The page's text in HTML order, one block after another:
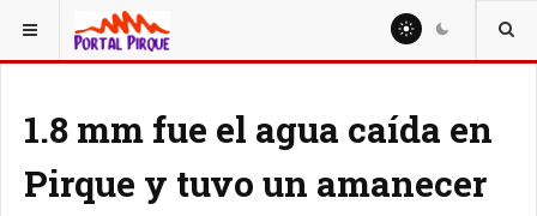
ESTÁ AQUÍ: NOTICIAS
1.8 mm fue el agua caída en
Pirque y tuvo un amanecer